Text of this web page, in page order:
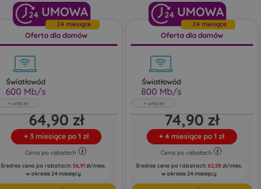
24
24 miesiące
Oferta dla domów
Światłowód
600 Mb/s
600 Mb/s
Pobieraj do: 600 Mb/s
Wysyłaj do: 150 Mb/s
64,90 zł
+ 3 miesiące po 1 zł
Abonament uwzględnia rabat 5 zł za e-
fakturę oraz 5 zł za zgody marketingowe
Cena po rabatach
Średnia cena po rabatach:56,91zł/mies.
w okresie 24 miesięcy
24
24 miesiące
Oferta dla domów
Światłowód
800 Mb/s
800 Mb/s
Pobieraj do: 800 Mb/s
Wysyłaj do: 200 Mb/s
74,90 zł
+ 4 miesiące po 1 zł
Abonament uwzględnia rabat 5 zł za e-
fakturę oraz 5 zł za zgody marketingowe
Cena po rabatach
Średnia cena po rabatach:62,58zł/mies.
w okresie 24 miesięcy